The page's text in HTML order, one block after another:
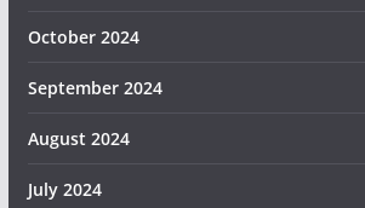
October 2024
September 2024
August 2024
July 2024